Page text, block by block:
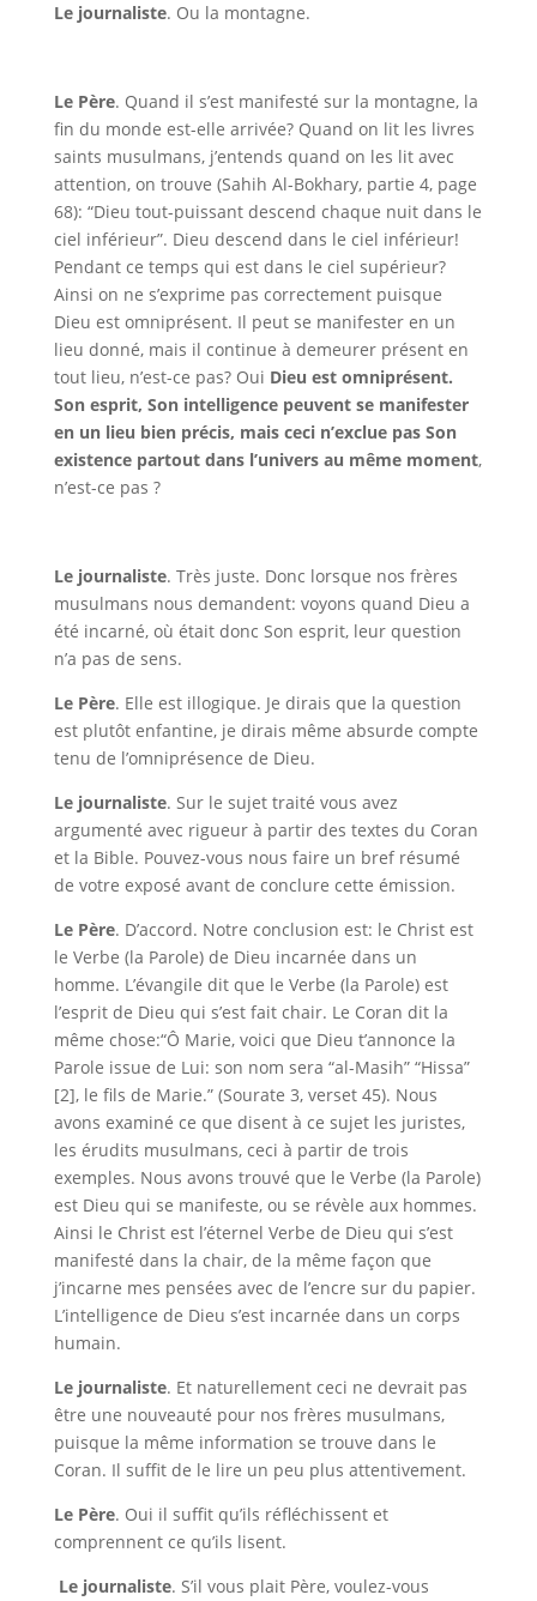
Le journaliste. Ou la montagne.
Le Père. Quand il s’est manifesté sur la montagne, la
fin du monde est-elle arrivée? Quand on lit les livres
saints musulmans, j’entends quand on les lit avec
attention, on trouve (Sahih Al-Bokhary, partie 4, page
68): “Dieu tout-puissant descend chaque nuit dans le
ciel inférieur”. Dieu descend dans le ciel inférieur!
Pendant ce temps qui est dans le ciel supérieur?
Ainsi on ne s’exprime pas correctement puisque
Dieu est omniprésent. Il peut se manifester en un
lieu donné, mais il continue à demeurer présent en
tout lieu, n’est-ce pas? Oui Dieu est omniprésent.
Son esprit, Son intelligence peuvent se manifester
en un lieu bien précis, mais ceci n’exclue pas Son
existence partout dans l’univers au même moment,
n’est-ce pas ?
Le journaliste. Très juste. Donc lorsque nos frères
musulmans nous demandent: voyons quand Dieu a
été incarné, où était donc Son esprit, leur question
n’a pas de sens.
Le Père. Elle est illogique. Je dirais que la question
est plutôt enfantine, je dirais même absurde compte
tenu de l’omniprésence de Dieu.
Le journaliste. Sur le sujet traité vous avez
argumenté avec rigueur à partir des textes du Coran
et la Bible. Pouvez-vous nous faire un bref résumé
de votre exposé avant de conclure cette émission.
Le Père. D’accord. Notre conclusion est: le Christ est
le Verbe (la Parole) de Dieu incarnée dans un
homme. L’évangile dit que le Verbe (la Parole) est
l’esprit de Dieu qui s’est fait chair. Le Coran dit la
même chose:“Ô Marie, voici que Dieu t’annonce la
Parole issue de Lui: son nom sera “al-Masih” “Hissa”
[2], le fils de Marie.” (Sourate 3, verset 45). Nous
avons examiné ce que disent à ce sujet les juristes,
les érudits musulmans, ceci à partir de trois
exemples. Nous avons trouvé que le Verbe (la Parole)
est Dieu qui se manifeste, ou se révèle aux hommes.
Ainsi le Christ est l’éternel Verbe de Dieu qui s’est
manifesté dans la chair, de la même façon que
j’incarne mes pensées avec de l’encre sur du papier.
L’intelligence de Dieu s’est incarnée dans un corps
humain.
Le journaliste. Et naturellement ceci ne devrait pas
être une nouveauté pour nos frères musulmans,
puisque la même information se trouve dans le
Coran. Il suffit de le lire un peu plus attentivement.
Le Père. Oui il suffit qu’ils réfléchissent et
comprennent ce qu’ils lisent.
Le journaliste. S’il vous plait Père, voulez-vous